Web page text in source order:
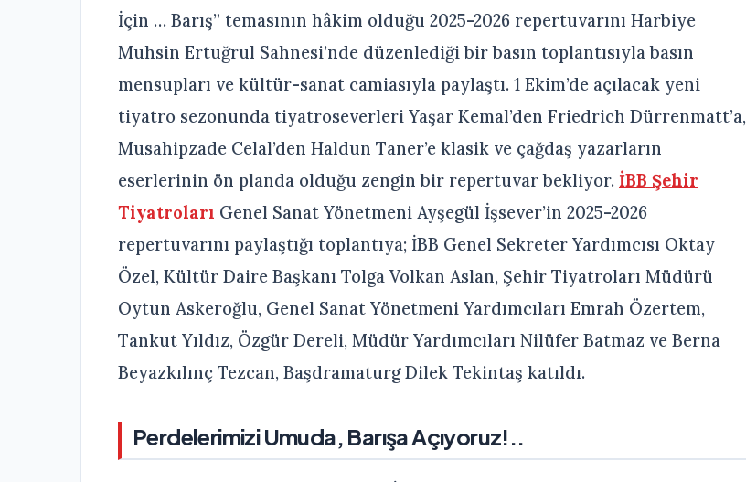
İçin … Barış” temasının hâkim olduğu 2025-2026 repertuvarını Harbiye
Muhsin Ertuğrul Sahnesi’nde düzenlediği bir basın toplantısıyla basın
mensupları ve kültür-sanat camiasıyla paylaştı. 1 Ekim’de açılacak yeni
tiyatro sezonunda tiyatroseverleri Yaşar Kemal’den Friedrich Dürrenmatt’a,
Musahipzade Celal’den Haldun Taner’e klasik ve çağdaş yazarların
eserlerinin ön planda olduğu zengin bir repertuvar bekliyor. İBB Şehir
Tiyatroları Genel Sanat Yönetmeni Ayşegül İşsever’in 2025-2026
repertuvarını paylaştığı toplantıya; İBB Genel Sekreter Yardımcısı Oktay
Özel, Kültür Daire Başkanı Tolga Volkan Aslan, Şehir Tiyatroları Müdürü
Oytun Askeroğlu, Genel Sanat Yönetmeni Yardımcıları Emrah Özertem,
Tankut Yıldız, Özgür Dereli, Müdür Yardımcıları Nilüfer Batmaz ve Berna
Beyazkılınç Tezcan, Başdramaturg Dilek Tekintaş katıldı.
Perdelerimizi Umuda, Barışa Açıyoruz!..